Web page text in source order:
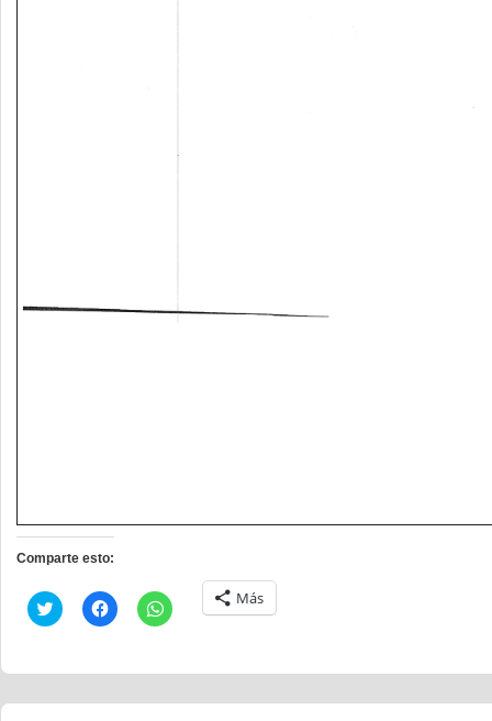
Comparte esto:
Haz
clic
Twitter
abre
Haz
clic
Facebook
abre
Haz
clic
WhatsApp
abre
Más